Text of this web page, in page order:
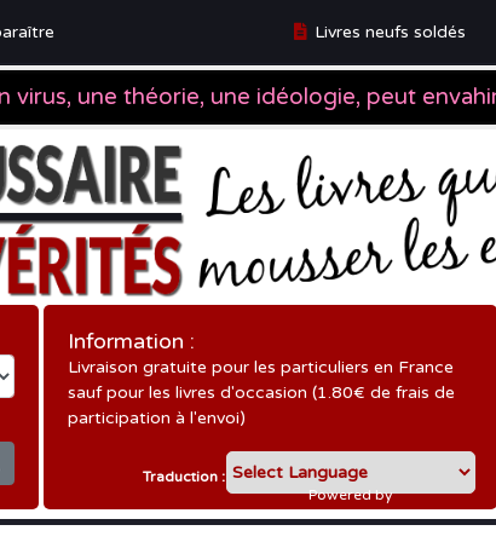
Livres neufs soldés
Information :
Livraison gratuite pour les particuliers en France
sauf pour les livres d'occasion (1.80€ de frais de
participation à l'envoi)
Traduction :
Powered by